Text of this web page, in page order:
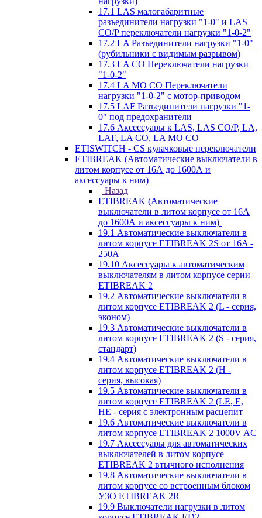
17.1 LAS малогабаритные
разъединители нагрузки "1-0" и LAS
CO/P переключатели нагрузки "1-0-2"
17.2 LA Разъединители нагрузки "1-0"
(рубильники с видимым разрывом)
17.3 LA CO Переключатели нагрузки
"1-0-2"
17.4 LA MO CO Переключатели
нагрузки "1-0-2" с мотор-приводом
17.5 LAF Разъединители нагрузки "1-
0" под предохранители
17.6 Аксессуары к LAS, LAS CO/P, LA,
LAF, LA CO, LA MO CO
ETISWITCH - CS кулачковые переключатели
ETIBREAK (Автоматические выключатели в
литом корпусе от 16А до 1600А и
аксессуары к ним)
Назад
ETIBREAK (Автоматические
выключатели в литом корпусе от 16А
до 1600А и аксессуары к ним)
19.1 Автоматические выключатели в
литом корпусе ETIBREAK 2S от 16A -
250A
19.10 Аксессуары к автоматическим
выключателям в литом корпусе серии
ETIBREAK 2
19.2 Автоматические выключатели в
литом корпусе ETIBREAK 2 (L - серия,
эконом)
19.3 Автоматические выключатели в
литом корпусе ETIBREAK 2 (S - серия,
стандарт)
19.4 Автоматические выключатели в
литом корпусе ETIBREAK 2 (H -
серия, высокая)
19.5 Автоматические выключатели в
литом корпусе ETIBREAK 2 (LE, E,
HE - серия с электронным расцепит
19.6 Автоматические выключатели в
литом корпусе ETIBREAK 2 1000V AC
19.7 Аксессуары для автоматических
выключателей в литом корпусе
ETIBREAK 2 втычного исполнения
19.8 Автоматические выключатели в
литом корпусе со встроенным блоком
УЗО ETIBREAK 2R
19.9 Выключатели нагрузки в литом